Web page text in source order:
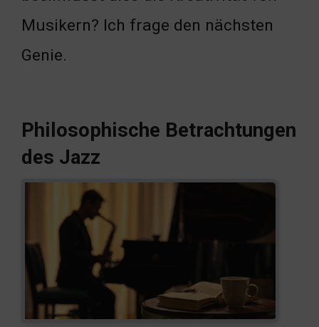
Musikern? Ich frage den nächsten
Genie.
Philosophische Betrachtungen
des Jazz